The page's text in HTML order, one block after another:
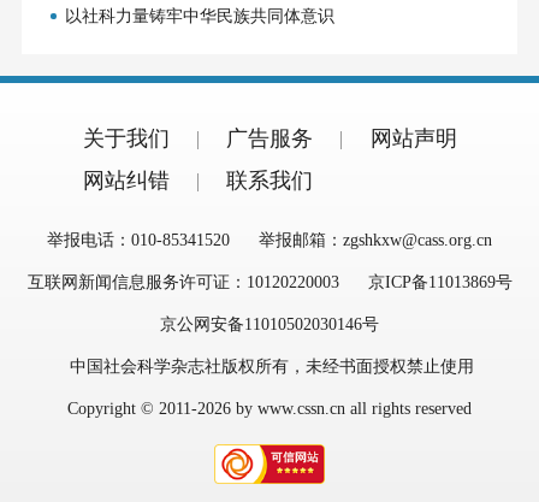
以社科力量铸牢中华民族共同体意识
关于我们 广告服务
网站声明
网站纠错
联系我们
举报电话：010-85341520 举报邮箱：zgshkxw@cass.org.cn
互联网新闻信息服务许可证：10120220003 京ICP备11013869号
京公网安备11010502030146号
中国社会科学杂志社版权所有，未经书面授权禁止使用
Copyright © 2011-2026 by www.cssn.cn all rights reserved